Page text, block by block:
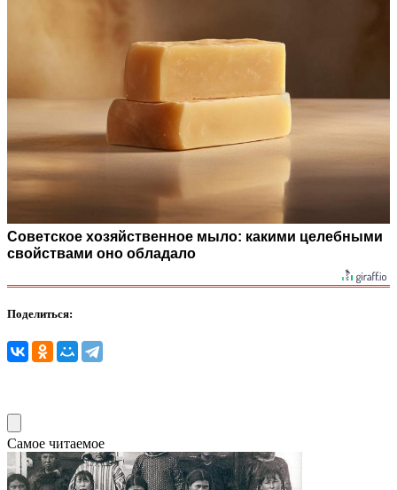
Советское хозяйственное мыло: какими целебными
свойствами оно обладало
Поделиться:
Самое читаемое